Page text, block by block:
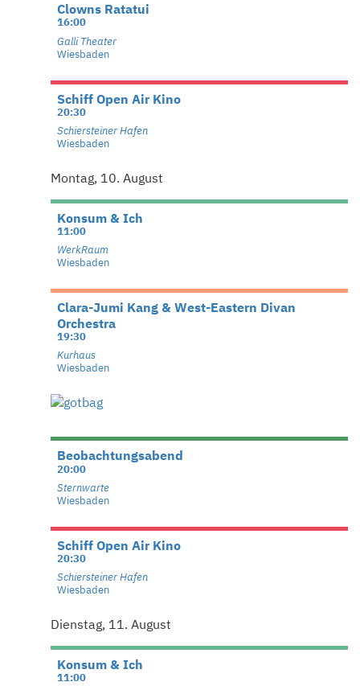
Clowns Ratatui
16:00
Galli Theater
Wiesbaden
Schiff Open Air Kino
20:30
Schiersteiner Hafen
Wiesbaden
Montag, 10. August
Konsum & Ich
11:00
WerkRaum
Wiesbaden
Clara-Jumi Kang & West-Eastern Divan
Orchestra
19:30
Kurhaus
Wiesbaden
Beobachtungsabend
20:00
Sternwarte
Wiesbaden
Schiff Open Air Kino
20:30
Schiersteiner Hafen
Wiesbaden
Dienstag, 11. August
Konsum & Ich
11:00